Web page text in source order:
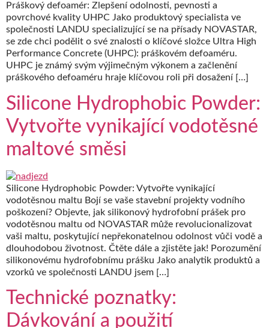
Práškový defoamér: Zlepšení odolnosti, pevnosti a
povrchové kvality UHPC Jako produktový specialista ve
společnosti LANDU specializující se na přísady NOVASTAR,
se zde chci podělit o své znalosti o klíčové složce Ultra High
Performance Concrete (UHPC): práškovém defoaméru.
UHPC je známý svým výjimečným výkonem a začlenění
práškového defoaméru hraje klíčovou roli při dosažení […]
Silicone Hydrophobic Powder:
Vytvořte vynikající vodotěsné
maltové směsi
Silicone Hydrophobic Powder: Vytvořte vynikající
vodotěsnou maltu Bojí se vaše stavební projekty vodního
poškození? Objevte, jak silikonový hydrofobní prášek pro
vodotěsnou maltu od NOVASTAR může revolucionalizovat
vaši maltu, poskytující nepřekonatelnou odolnost vůči vodě a
dlouhodobou životnost. Čtěte dále a zjistěte jak! Porozumění
silikonovému hydrofobnímu prášku Jako analytik produktů a
vzorků ve společnosti LANDU jsem […]
Technické poznatky:
Dávkování a použití